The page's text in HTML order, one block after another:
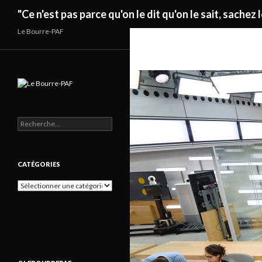
"Ce n'est pas parce qu'on le dit qu'on le sait, sachez
Le Bourre-PAF
Rechercher :
CATÉGORIES
Catégories